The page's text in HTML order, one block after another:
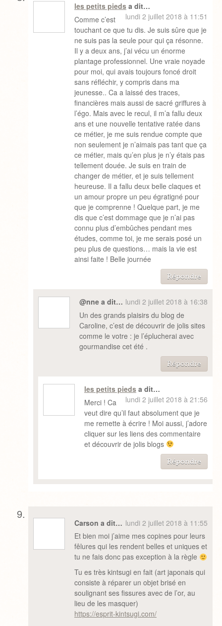
les petits piedsa dit…
lundi 2 juillet 2018 à 11:51
Comme c’est
touchant ce que tu dis. Je suis sûre que je
ne suis pas la seule pour qui ça résonne.
Il y a deux ans, j’ai vécu un énorme
plantage professionnel. Une vraie noyade
pour moi, qui avais toujours foncé droit
sans réfléchir, y compris dans ma
jeunesse.. Ca a laissé des traces,
financières mais aussi de sacré griffures à
l’égo. Mais avec le recul, il m’a fallu deux
ans et une nouvelle tentative ratée dans
ce métier, je me suis rendue compte que
non seulement je n’aimais pas tant que ça
ce métier, mais qu’en plus je n’y étais pas
tellement douée. Je suis en train de
changer de métier, et je suis tellement
heureuse. Il a fallu deux belle claques et
un amour propre un peu égratigné pour
que je comprenne ! Quelque part, je me
dis que c’est dommage que je n’ai pas
connu plus d’embûches pendant mes
études, comme toi, je me serais posé un
peu plus de questions… mais la vie est
ainsi faite ! Belle journée
Répondre
@nne a dit… lundi 2 juillet 2018 à 16:38
Un des grands plaisirs du blog de
Caroline, c’est de découvrir de jolis sites
comme le votre : je l’éplucherai avec
gourmandise cet été .
Répondre
les petits piedsa dit…
lundi 2 juillet 2018 à 21:56
Merci ! Ca
veut dire qu’il faut absolument que je
me remette à écrire ! Moi aussi, j’adore
cliquer sur les liens des commentaire
et découvrir de jolis blogs
Répondre
Carson a dit… lundi 2 juillet 2018 à 11:55
Et bien moi j’aime mes copines pour leurs
fêlures qui les rendent belles et uniques et
tu ne fais donc pas exception à la règle
Tu es très kintsugi en fait (art japonais qui
consiste à réparer un objet brisé en
soulignant ses fissures avec de l’or, au
lieu de les masquer)
https://esprit-kintsugi.com/